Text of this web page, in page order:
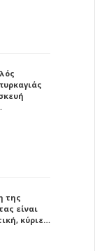
της
είναι
κύριε…